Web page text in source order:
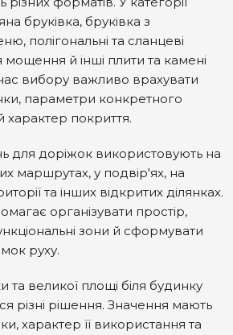
бруківка, бруківка з
полігональні та сланцеві
мощення й інші плити та камені
вибору важливо врахувати
параметри конкретного
покриття.
для доріжок використовують на
маршрутах, у подвір'ях, на
та інших відкритих ділянках.
організувати простір,
зони й сформувати
руху.
та великої площі біля будинку
різні рішення. Значення мають
характер її використання та